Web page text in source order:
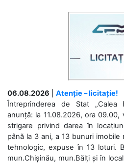
06.08.2026
Atenție – licitație!
Întreprinderea de Stat „Calea
anunță: la 11.08.2026, ora 09.00,
strigare privind darea în
până la 3 ani, a 13 bunuri
tehnologic, expuse în 13 loturi.
mun.Chișinău, mun.Bălți și în